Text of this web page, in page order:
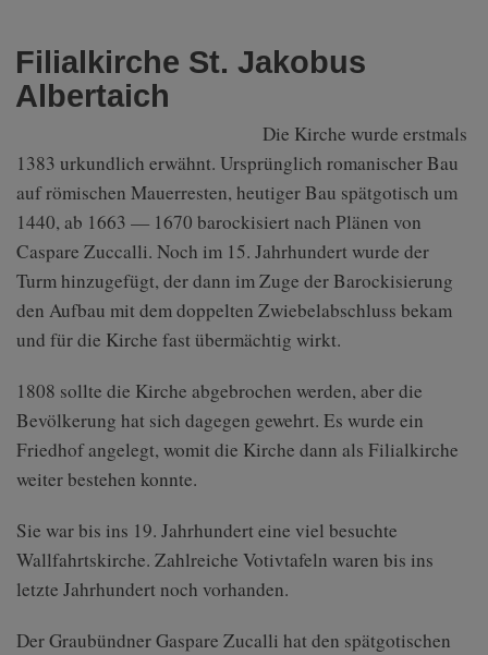
Filialkirche St. Jakobus
Albertaich
Die Kirche wurde erstmals
1383 urkundlich erwähnt. Ursprünglich romanischer Bau
auf römischen Mauerresten, heutiger Bau spätgotisch um
1440, ab 1663 — 1670 barockisiert nach Plänen von
Caspare Zuccalli. Noch im 15. Jahrhundert wurde der
Turm hinzugefügt, der dann im Zuge der Barockisierung
den Aufbau mit dem doppelten Zwiebelabschluss bekam
und für die Kirche fast übermächtig wirkt.
1808 sollte die Kirche abgebrochen werden, aber die
Bevölkerung hat sich dagegen gewehrt. Es wurde ein
Friedhof angelegt, womit die Kirche dann als Filialkirche
weiter bestehen konnte.
Sie war bis ins 19. Jahrhundert eine viel besuchte
Wallfahrtskirche. Zahlreiche Votivtafeln waren bis ins
letzte Jahrhundert noch vorhanden.
Der Graubündner Gaspare Zucalli hat den spätgotischen